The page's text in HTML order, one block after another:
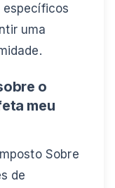
específicos
uma
o
meu
Sobre
de